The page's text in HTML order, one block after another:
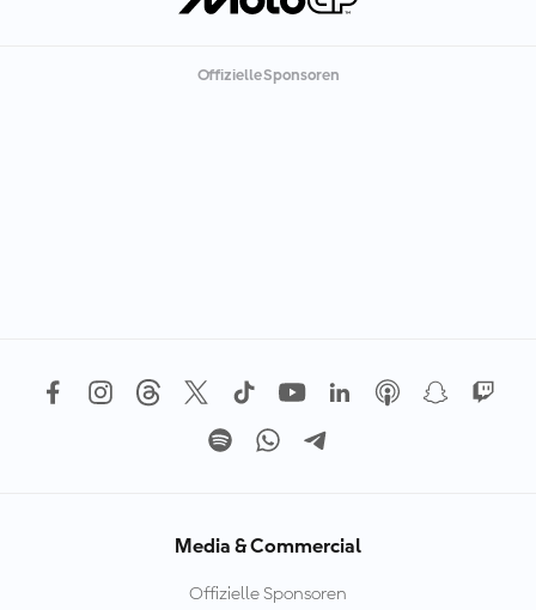
Offizielle Sponsoren
Media & Commercial
Offizielle Sponsoren